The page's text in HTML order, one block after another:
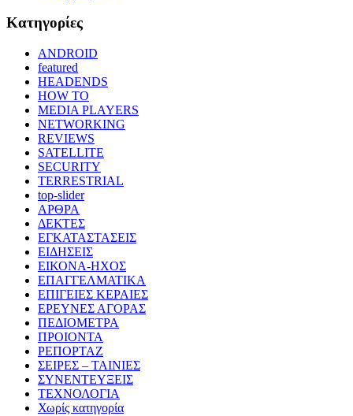
Kατηγορίες
ANDROID
featured
HEADENDS
HOW TO
MEDIA PLAYERS
NETWORKING
REVIEWS
SATELLITE
SECURITY
TERRESTRIAL
top-slider
ΑΡΘΡΑ
ΔΕΚΤΕΣ
ΕΓΚΑΤΑΣΤΑΣΕΙΣ
ΕΙΔΗΣΕΙΣ
ΕΙΚΟΝΑ-ΗΧΟΣ
ΕΠΑΓΓΕΛΜΑΤΙΚΑ
ΕΠΙΓΕΙΕΣ ΚΕΡΑΙΕΣ
ΕΡΕΥΝΕΣ ΑΓΟΡΑΣ
ΠΕΔΙΟΜΕΤΡΑ
ΠΡΟΙΟΝΤΑ
ΡΕΠΟΡΤΑΖ
ΣΕΙΡΕΣ – ΤΑΙΝΙΕΣ
ΣΥΝΕΝΤΕΥΞΕΙΣ
ΤΕΧΝΟΛΟΓΙΑ
Χωρίς κατηγορία